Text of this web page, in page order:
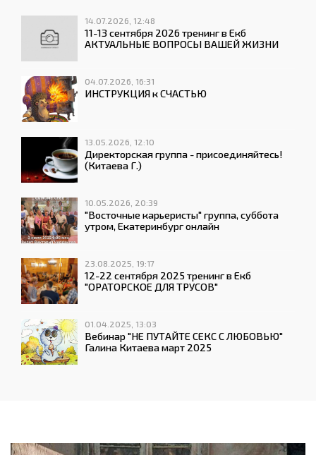
14.07.2026, 12:48
11-13 сентября 2026 тренинг в Екб
АКТУАЛЬНЫЕ ВОПРОСЫ ВАШЕЙ ЖИЗНИ
04.07.2026, 16:31
ИНСТРУКЦИЯ к СЧАСТЬЮ
13.05.2026, 12:10
Директорская группа - присоединяйтесь!
(Китаева Г.)
10.05.2026, 20:39
"Восточные карьеристы" группа, суббота
утром, Екатеринбург онлайн
23.08.2025, 19:17
12-22 сентября 2025 тренинг в Екб
"ОРАТОРСКОЕ ДЛЯ ТРУСОВ"
01.04.2025, 13:03
Вебинар "НЕ ПУТАЙТЕ СЕКС С ЛЮБОВЬЮ"
Галина Китаева март 2025